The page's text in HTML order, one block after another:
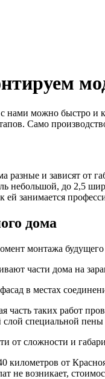
нами можно быстро и
Само
и зависят от
до 2,5
занимается
дома
монтажа
части дома на
в местах
таких работ
специальной
от сложности и
километров от
не возникает,